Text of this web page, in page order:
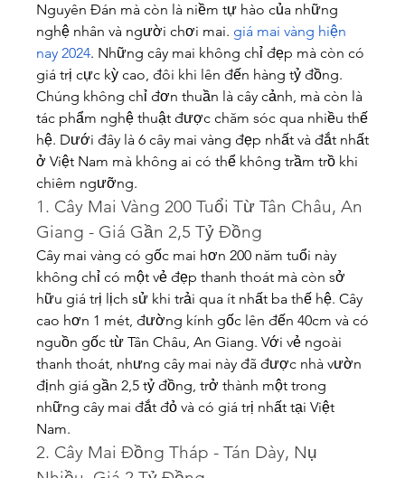
Nguyên Đán mà còn là niềm tự hào của những
nghệ nhân và người chơi mai. giá mai vàng hiện
nay 2024. Những cây mai không chỉ đẹp mà còn có
giá trị cực kỳ cao, đôi khi lên đến hàng tỷ đồng.
Chúng không chỉ đơn thuần là cây cảnh, mà còn là
tác phẩm nghệ thuật được chăm sóc qua nhiều thế
hệ. Dưới đây là 6 cây mai vàng đẹp nhất và đắt nhất
ở Việt Nam mà không ai có thể không trầm trồ khi
chiêm ngưỡng.
1. Cây Mai Vàng 200 Tuổi Từ Tân Châu, An
Giang - Giá Gần 2,5 Tỷ Đồng
Cây mai vàng có gốc mai hơn 200 năm tuổi này
không chỉ có một vẻ đẹp thanh thoát mà còn sở
hữu giá trị lịch sử khi trải qua ít nhất ba thế hệ. Cây
cao hơn 1 mét, đường kính gốc lên đến 40cm và có
nguồn gốc từ Tân Châu, An Giang. Với vẻ ngoài
thanh thoát, nhưng cây mai này đã được nhà vườn
định giá gần 2,5 tỷ đồng, trở thành một trong
những cây mai đắt đỏ và có giá trị nhất tại Việt
Nam.
2. Cây Mai Đồng Tháp - Tán Dày, Nụ